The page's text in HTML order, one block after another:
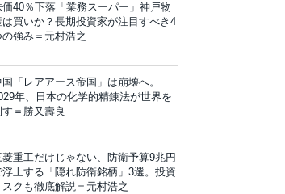
価40％下落「業務スーパー」神戸物
は買いか？長期投資家が注目すべき4
の強み＝元村浩之
国「レアアース帝国」は崩壊へ。
年、日本の化学的精錬法が世界を
す＝勝又壽良
菱重工だけじゃない、防衛予算9兆円
浮上する「隠れ防衛銘柄」3選。投資
スクも徹底解説＝元村浩之